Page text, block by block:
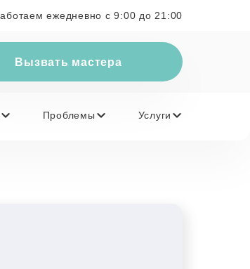
ежедневно с 9:00 до 21:00
Вызвать мастера
Проблемы Услуги